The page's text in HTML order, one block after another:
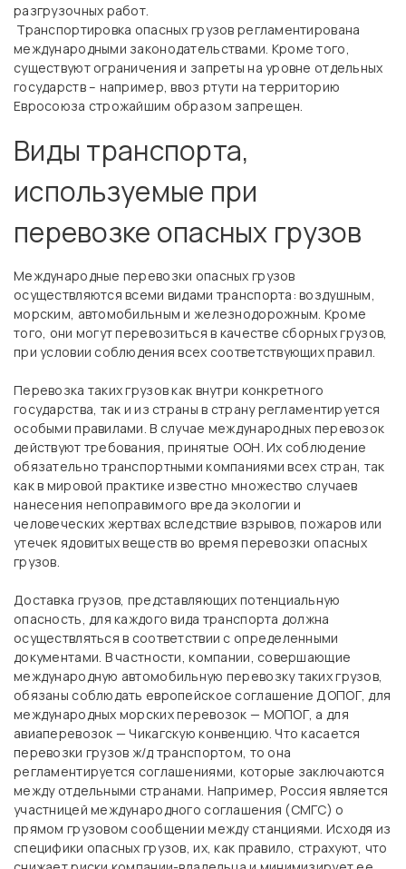
разгрузочных работ.
Транспортировка опасных грузов регламентирована
международными законодательствами. Кроме того,
существуют ограничения и запреты на уровне отдельных
государств – например, ввоз ртути на территорию
Евросоюза строжайшим образом запрещен.
Виды транспорта,
используемые при
перевозке опасных грузов
Международные перевозки опасных грузов
осуществляются всеми видами транспорта: воздушным,
морским, автомобильным и железнодорожным. Кроме
того, они могут перевозиться в качестве сборных грузов,
при условии соблюдения всех соответствующих правил.
Перевозка таких грузов как внутри конкретного
государства, так и из страны в страну регламентируется
особыми правилами. В случае международных перевозок
действуют требования, принятые ООН. Их соблюдение
обязательно транспортными компаниями всех стран, так
как в мировой практике известно множество случаев
нанесения непоправимого вреда экологии и
человеческих жертвах вследствие взрывов, пожаров или
утечек ядовитых веществ во время перевозки опасных
грузов.
Доставка грузов, представляющих потенциальную
опасность, для каждого вида транспорта должна
осуществляться в соответствии с определенными
документами. В частности, компании, совершающие
международную автомобильную перевозку таких грузов,
обязаны соблюдать европейское соглашение ДОПОГ, для
международных морских перевозок — МОПОГ, а для
авиаперевозок — Чикагскую конвенцию. Что касается
перевозки грузов ж/д транспортом, то она
регламентируется соглашениями, которые заключаются
между отдельными странами. Например, Россия является
участницей международного соглашения (СМГС) о
прямом грузовом сообщении между станциями. Исходя из
специфики опасных грузов, их, как правило, страхуют, что